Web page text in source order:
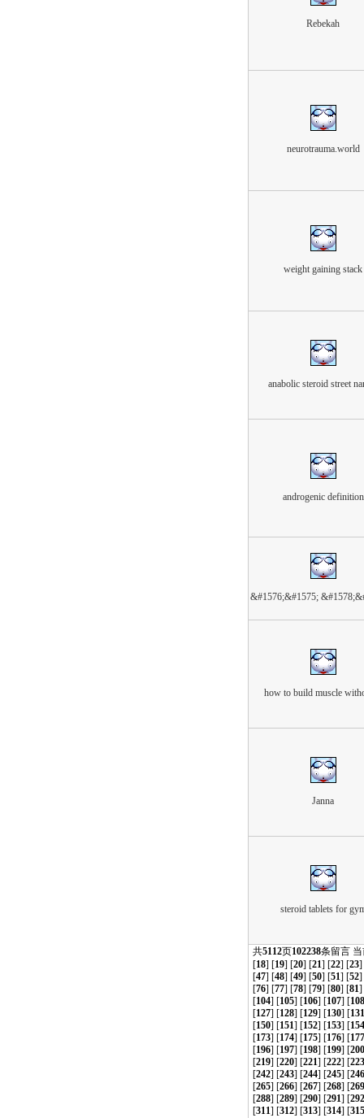
Rebekah
neurotrauma.world
weight gaining stack
anabolic steroid street
androgenic definition
&#1576;&#1575;
how to build muscle
Janna
steroid tablets for
共5112页102238条留言
[18] [19] [20] [21] [22] [23]
[47] [48] [49] [50] [51] [52]
[76] [77] [78] [79] [80] [81]
[104] [105] [106] [107] [108
[127] [128] [129] [130] [131
[150] [151] [152] [153] [154
[173] [174] [175] [176] [177
[196] [197] [198] [199] [200
[219] [220] [221] [222] [223
[242] [243] [244] [245] [246
[265] [266] [267] [268] [269
[288] [289] [290] [291] [292
[311] [312] [313] [314] [315